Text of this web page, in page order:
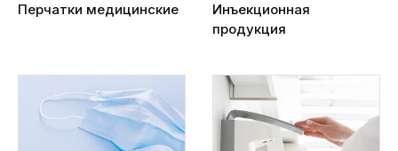
Перчатки медицинские
Инъекционная
продукция